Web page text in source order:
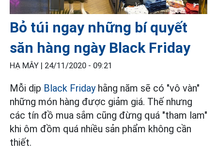
Bỏ túi ngay những bí quyết
săn hàng ngày Black Friday
HẠ MÂY | 24/11/2020 - 09:21
Mỗi dịp Black Fridayhằng năm sẽ có "vô vàn"
những món hàng được giảm giá. Thế nhưng
các tín đồ mua sắm cũng đừng quá "tham lam"
khi ôm đồm quá nhiều sản phẩm không cần
thiết.